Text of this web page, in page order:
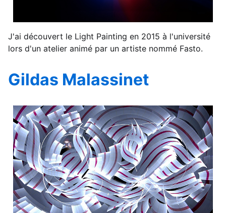
J'ai découvert le Light Painting en 2015 à l'université
lors d'un atelier animé par un artiste nommé Fasto.
Gildas Malassinet